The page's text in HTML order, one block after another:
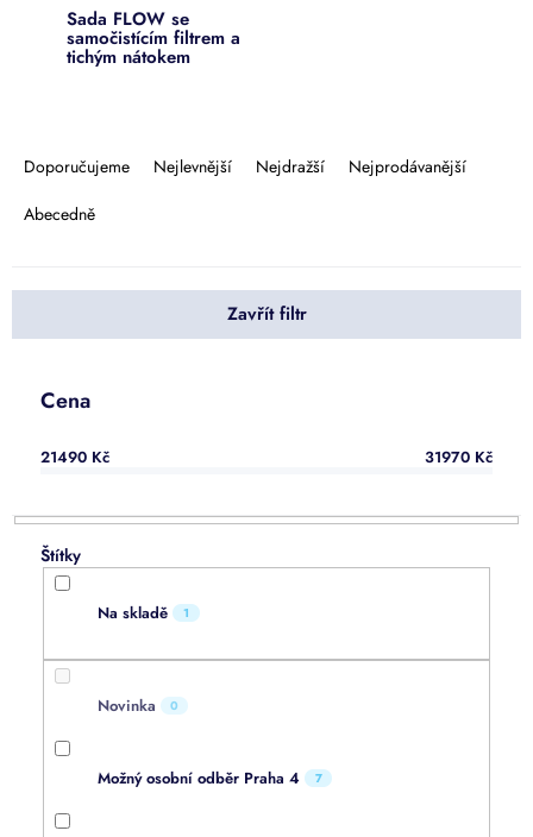
Sada FLOW se
samočistícím filtrem a
tichým nátokem
p
o
Doporučujeme Nejlevnější Nejdražší
Nejprodávanější
Abecedně
Zavřít filtr
Cena
21490 Kč 31970 Kč
Na skladě 1
Novinka 0
Možný osobní odběr Praha 4 7